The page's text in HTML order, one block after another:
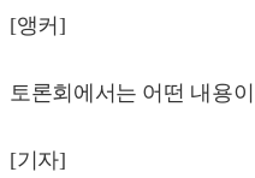
[앵커]
토론회에서는 어떤 내용
[기자]